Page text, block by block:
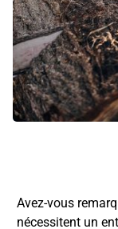
Avez-vous
nécessitent un